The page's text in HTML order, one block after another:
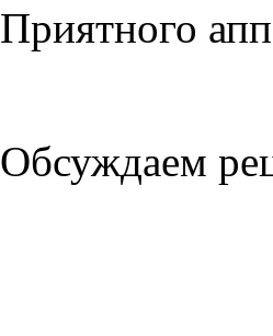
Приятного
Обсуждаем